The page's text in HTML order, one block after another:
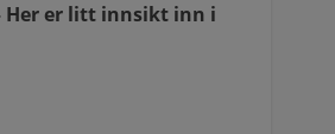
Her er litt innsikt inn i